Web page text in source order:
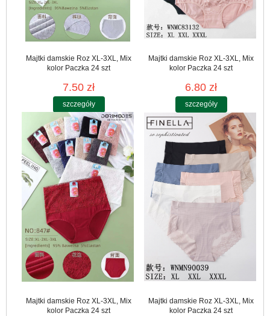
Majtki damskie Roz XL-3XL, Mix
kolor Paczka 24 szt
7.50 zł
szczegóły
Majtki damskie Roz XL-3XL, Mix
kolor Paczka 24 szt
6.80 zł
szczegóły
Majtki damskie Roz XL-3XL, Mix
kolor Paczka 24 szt
Majtki damskie Roz XL-3XL, Mix
kolor Paczka 24 szt